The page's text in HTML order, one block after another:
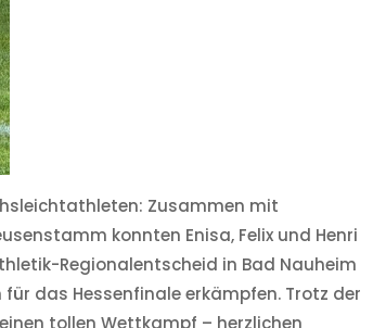
Zusammen mit
konnten Enisa, Felix und Henri
Regionalentscheid in Bad Nauheim
das Hessenfinale erkämpfen. Trotz der
tollen Wettkampf – herzlichen